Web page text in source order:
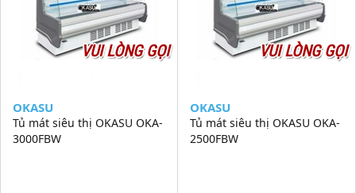
VUI LÒNG GỌI
OKASU
Tủ mát siêu thị OKASU OKA-
3000FBW
VUI LÒNG GỌI
OKASU
Tủ mát siêu thị OKASU OKA-
2500FBW